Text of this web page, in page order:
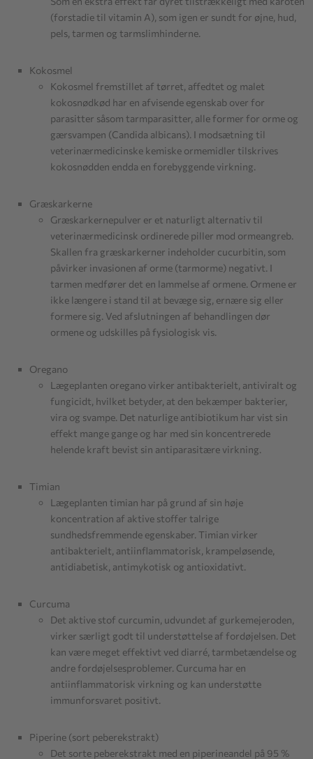
(forstadie til vitamin A), som igen er sundt for øjne, hud,
pels, tarmen og tarmslimhinderne.
Kokosmel
Kokosmel fremstillet af tørret, affedtet og malet
kokosnødkød har en afvisende egenskab over for
parasitter såsom tarmparasitter, alle former for orme og
gærsvampen (Candida albicans). I modsætning til
veterinærmedicinske kemiske ormemidler tilskrives
kokosnødden endda en forebyggende virkning.
Græskarkerne
Græskarkernepulver er et naturligt alternativ til
veterinærmedicinsk ordinerede piller mod ormeangreb.
Skallen fra græskarkerner indeholder cucurbitin, som
påvirker invasionen af orme (tarmorme) negativt. I
tarmen medfører det en lammelse af ormene. Ormene er
ikke længere i stand til at bevæge sig, ernære sig eller
formere sig. Ved afslutningen af behandlingen dør
ormene og udskilles på fysiologisk vis.
Oregano
Lægeplanten oregano virker antibakterielt, antiviralt og
fungicidt, hvilket betyder, at den bekæmper bakterier,
vira og svampe. Det naturlige antibiotikum har vist sin
effekt mange gange og har med sin koncentrerede
helende kraft bevist sin antiparasitære virkning.
Timian
Lægeplanten timian har på grund af sin høje
koncentration af aktive stoffer talrige
sundhedsfremmende egenskaber. Timian virker
antibakterielt, antiinflammatorisk, krampeløsende,
antidiabetisk, antimykotisk og antioxidativt.
Curcuma
Det aktive stof curcumin, udvundet af gurkemejeroden,
virker særligt godt til understøttelse af fordøjelsen. Det
kan være meget effektivt ved diarré, tarmbetændelse og
andre fordøjelsesproblemer. Curcuma har en
antiinflammatorisk virkning og kan understøtte
immunforsvaret positivt.
Piperine (sort peberekstrakt)
Det sorte peberekstrakt med en piperineandel på 95 %